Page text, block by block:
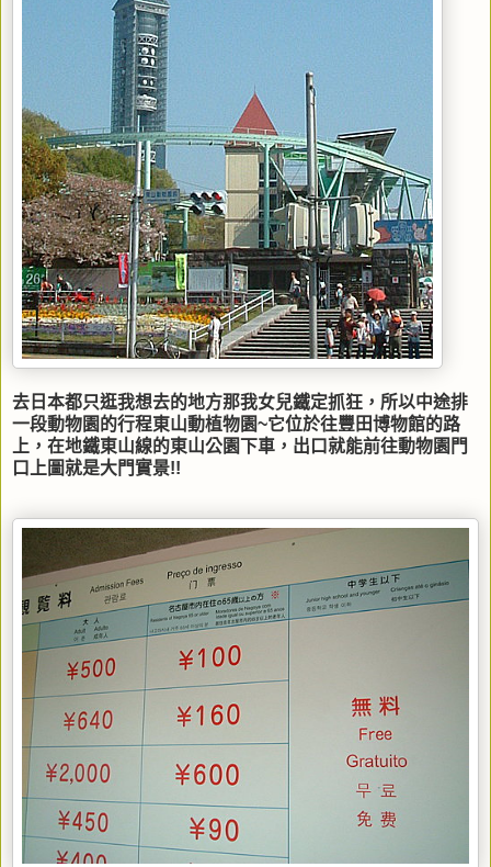
去日本都只逛我想去的地方那我女兒鐵定抓狂，所以中途排
一段動物園的行程東山動植物園~它位於往豐田博物館的路
上，在地鐵東山線的東山公園下車，出口就能前往動物園門
口上圖就是大門實景!!